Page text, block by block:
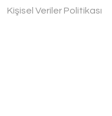
Kişisel Veriler Politikası